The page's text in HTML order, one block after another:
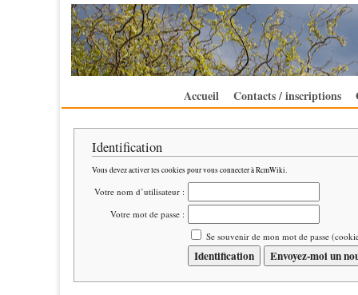
Accueil Contacts / inscriptions
Identification
Vous devez activer les cookies pour vous connecter à RcmWiki.
Votre nom d’utilisateur :
Votre mot de passe :
Se souvenir de mon mot de passe